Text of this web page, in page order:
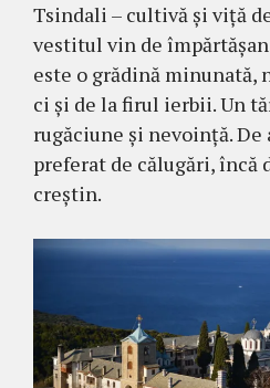
Tsindali – cultivă şi viţă
vestitul vin de
este o gră­dină minunată,
ci şi de la firul ierbii. Un
ru­găciune şi nevoinţă. De
preferat de călu­gări,
creştin.